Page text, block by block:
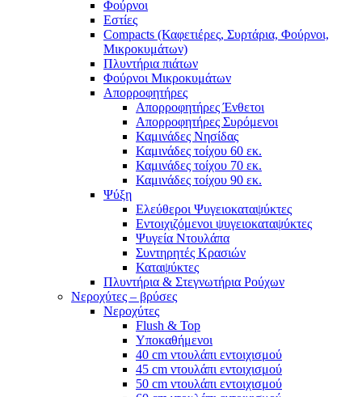
Φούρνοι
Εστίες
Compacts (Καφετιέρες, Συρτάρια, Φούρνοι,
Μικροκυμάτων)
Πλυντήρια πιάτων
Φούρνοι Μικροκυμάτων
Απορροφητήρες
Απορροφητήρες Ένθετοι
Απορροφητήρες Συρόμενοι
Καμινάδες Νησίδας
Καμινάδες τοίχου 60 εκ.
Καμινάδες τοίχου 70 εκ.
Καμινάδες τοίχου 90 εκ.
Ψύξη
Ελεύθεροι Ψυγειοκαταψύκτες
Εντοιχιζόμενοι ψυγειοκαταψύκτες
Ψυγεία Ντουλάπα
Συντηρητές Κρασιών
Καταψύκτες
Πλυντήρια & Στεγνωτήρια Ρούχων
Νεροχύτες – βρύσες
Νεροχύτες
Flush & Top
Υποκαθήμενοι
40 cm ντουλάπι εντοιχισμού
45 cm ντουλάπι εντοιχισμού
50 cm ντουλάπι εντοιχισμού